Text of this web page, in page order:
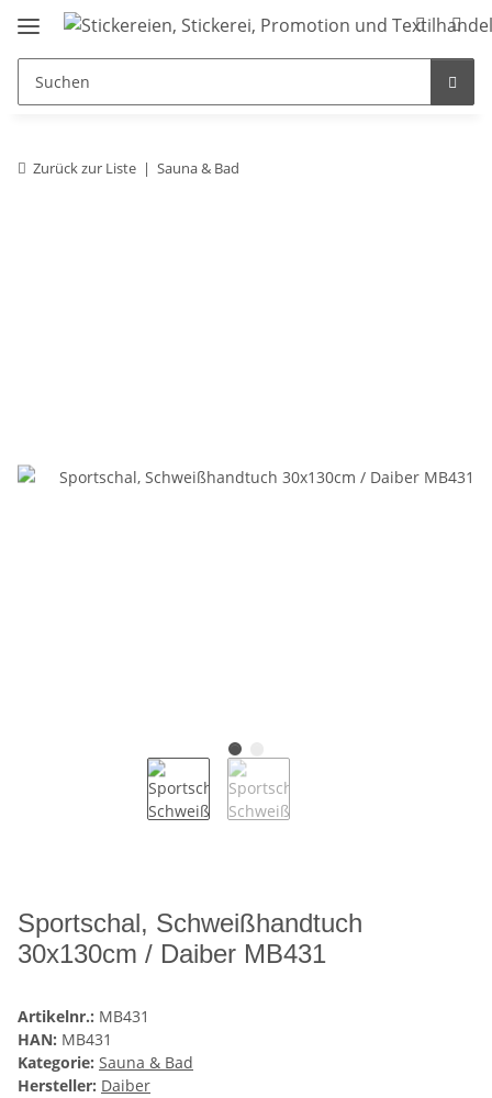
Zurück zur Liste Sauna & Bad
Sportschal, Schweißhandtuch
30x130cm / Daiber MB431
Artikelnr.: MB431
HAN: MB431
Kategorie: Sauna & Bad
Hersteller: Daiber